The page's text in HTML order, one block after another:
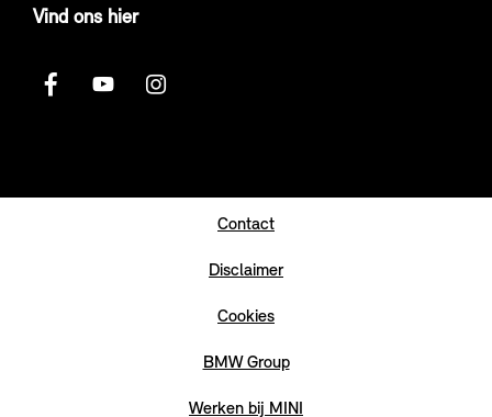
Vind ons hier
Contact
Disclaimer
Cookies
BMW Group
Werken bij MINI